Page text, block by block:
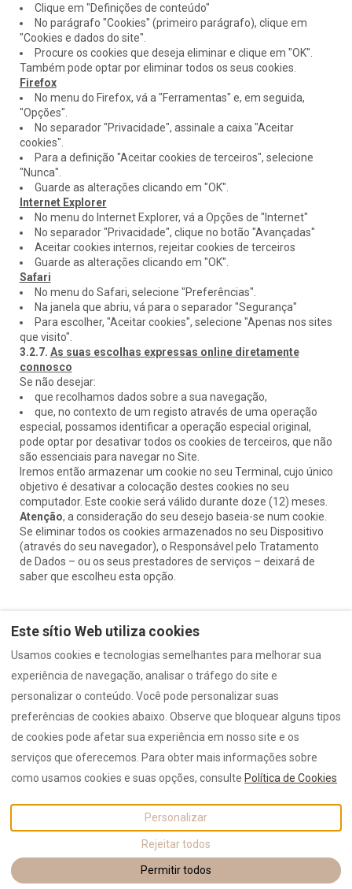
Clique em "Definições de conteúdo"
No parágrafo "Cookies" (primeiro parágrafo), clique em
"Cookies e dados do site".
Procure os cookies que deseja eliminar e clique em "OK".
Também pode optar por eliminar todos os seus cookies.
Firefox
No menu do Firefox, vá a "Ferramentas" e, em seguida,
"Opções".
No separador "Privacidade", assinale a caixa "Aceitar
cookies".
Para a definição "Aceitar cookies de terceiros", selecione
"Nunca".
Guarde as alterações clicando em "OK".
Internet Explorer
No menu do Internet Explorer, vá a Opções de "Internet"
No separador "Privacidade", clique no botão "Avançadas"
Aceitar cookies internos, rejeitar cookies de terceiros
Guarde as alterações clicando em "OK".
Safari
No menu do Safari, selecione "Preferências".
Na janela que abriu, vá para o separador "Segurança"
Para escolher, "Aceitar cookies", selecione "Apenas nos sites
que visito".
3.2.7. As suas escolhas expressas online diretamente
connosco
Se não desejar:
que recolhamos dados sobre a sua navegação,
que, no contexto de um registo através de uma operação
especial, possamos identificar a operação especial original,
pode optar por desativar todos os cookies de terceiros, que não
são essenciais para navegar no Site.
Iremos então armazenar um cookie no seu Terminal, cujo único
objetivo é desativar a colocação destes cookies no seu
computador. Este cookie será válido durante doze (12) meses.
Atenção, a consideração do seu desejo baseia-se num cookie.
Se eliminar todos os cookies armazenados no seu Dispositivo
(através do seu navegador), o Responsável pelo Tratamento
de Dados – ou os seus prestadores de serviços – deixará de
saber que escolheu esta opção.
Livro de Reclamações Informações Legais
Português EUR 914142246
Rua Dr Americo Silva 174,
Vila do Conde, Portugal
4480-166.
geral@casasregias.pt
©2026LogoTodos os
direitos reservados
Powered by Lodgify
Este sítio Web utiliza cookies
Usamos cookies e tecnologias semelhantes para melhorar sua
experiência de navegação, analisar o tráfego do site e
personalizar o conteúdo. Você pode personalizar suas
preferências de cookies abaixo. Observe que bloquear alguns tipos
de cookies pode afetar sua experiência em nosso site e os
serviços que oferecemos. Para obter mais informações sobre
como usamos cookies e suas opções, consulte Política de Cookies
Personalizar
Rejeitar todos
Permitir todos